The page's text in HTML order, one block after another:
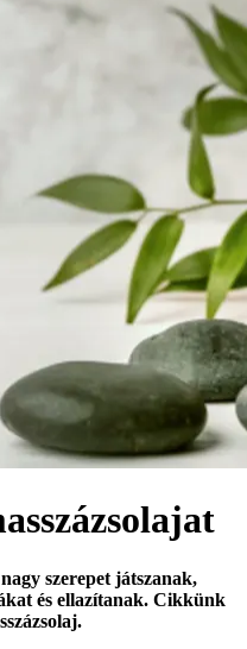
szerepet játszanak,
és ellazítanak. Cikkünk